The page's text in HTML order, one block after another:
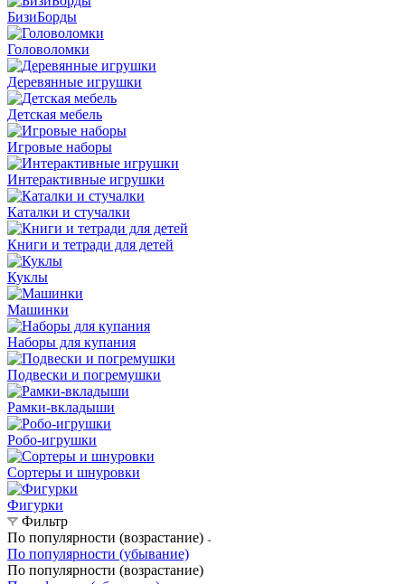
БизиБорды
Головоломки
Деревянные игрушки
Детская мебель
Игровые наборы
Интерактивные игрушки
Каталки и стучалки
Книги и тетради для детей
Куклы
Машинки
Наборы для купания
Подвески и погремушки
Рамки-вкладыши
Робо-игрушки
Сортеры и шнуровки
Фигурки
Фильтр
По популярности (возрастание)
По популярности (убывание)
По популярности (возрастание)